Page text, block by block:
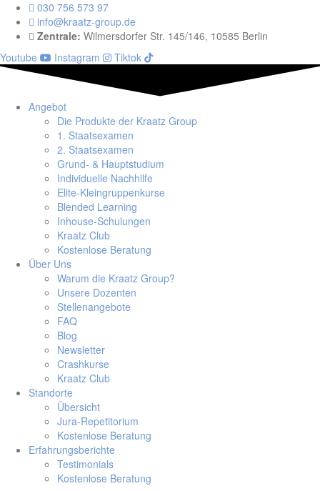
030 756 573 97
info@kraatz-group.de
Zentrale: Wilmersdorfer Str. 145/146, 10585 Berlin
Youtube
Instagram Tiktok
Angebot
Die Produkte der Kraatz Group
1. Staatsexamen
2. Staatsexamen
Grund- & Hauptstudium
Individuelle Nachhilfe
Elite-Kleingruppenkurse
Blended Learning
Inhouse-Schulungen
Kraatz Club
Kostenlose Beratung
Über Uns
Warum die Kraatz Group?
Unsere Dozenten
Stellenangebote
FAQ
Blog
Newsletter
Crashkurse
Kraatz Club
Standorte
Übersicht
Jura-Repetitorium
Kostenlose Beratung
Erfahrungsberichte
Testimonials
Kostenlose Beratung